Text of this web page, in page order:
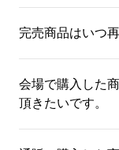
完売商品はいつ
会場で購入した
頂きたいです。